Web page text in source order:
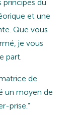
principes du
et une
Que vous
je vous
part.
de
un moyen de
prise.”